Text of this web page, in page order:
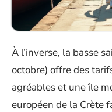
À l’inverse, la basse
octobre) offre des
agréables et une île
européen de la Crète